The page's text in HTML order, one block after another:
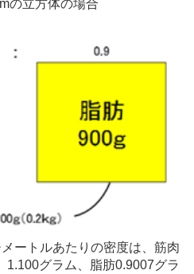
の立方体の場合
ートルあたりの密度は、筋肉
1.100グラム、脂肪0.9007グラ